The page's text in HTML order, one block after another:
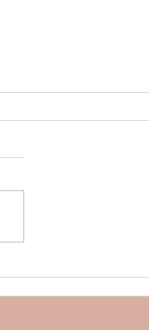
第5戦を岐阜にて